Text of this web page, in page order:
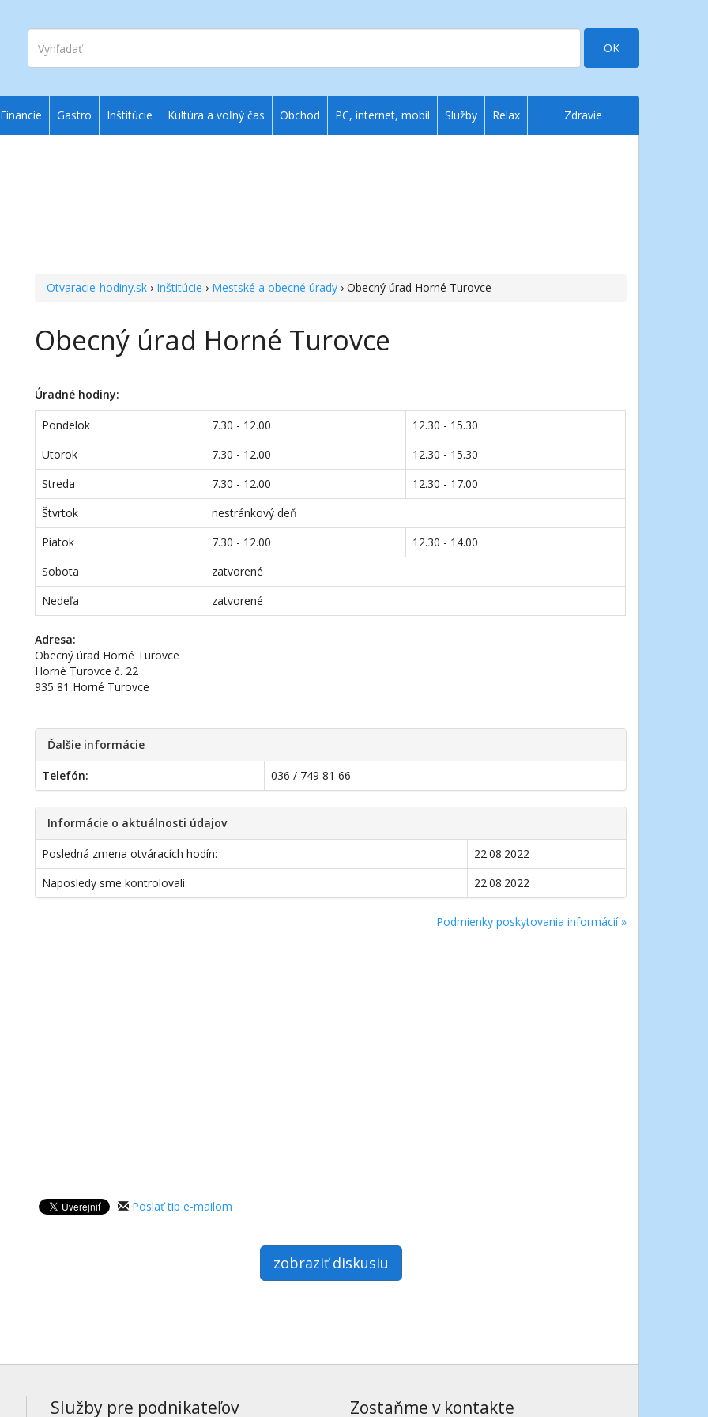
Vyhľadať
OK
Otvaracie-hodiny.sk › Inštitúcie › Mestské a obecné úrady › Obecný úrad Horné Turovce
Obecný úrad Horné Turovce
Úradné hodiny:
Pondelok 7.30 - 12.00
12.30 - 15.30
Utorok
7.30 - 12.00
12.30 - 15.30
Streda
7.30 - 12.00
12.30 - 17.00
Štvrtok
nestránkový deň
Piatok
7.30 - 12.00
12.30 - 14.00
Sobota
zatvorené
Nedeľa
zatvorené
Adresa:
Obecný úrad Horné Turovce
Horné Turovce č. 22
935 81 Horné Turovce
Ďalšie informácie
Telefón: 036 / 749 81 66
Informácie o aktuálnosti údajov
Posledná zmena otváracích hodín:
22.08.2022
Naposledy sme kontrolovali:
22.08.2022
Podmienky poskytovania informácií »
Poslať tip e-mailom
zobraziť diskusiu
Služby pre podnikateľov Zostaňme v kontakte
Financie Gastro Inštitúcie Kultúra a voľný čas Obchod PC, internet, mobil Služby Relax Zdravie